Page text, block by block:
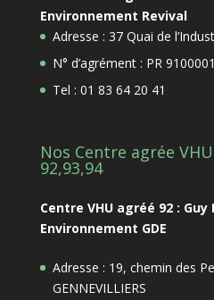
Environnement Revival
Adresse : 37 Quai de
N° d’agrément : PR
Tel : 01 83 64 20 41
Nos Centre agrée
92,93,94
Centre VHU agréé 92 : Guy
Environnement GDE
Adresse : 19, chemin des
GENNEVILLIERS